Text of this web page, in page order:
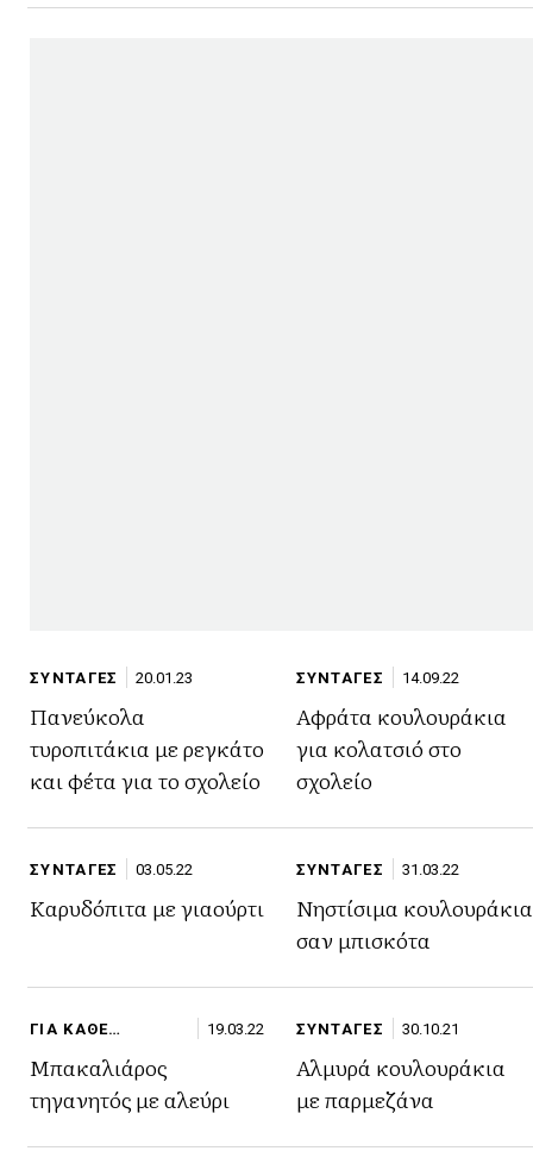
ΣΥΝΤΑΓΕΣ 20.01.23
Πανεύκολα
τυροπιτάκια με ρεγκάτο
και φέτα για το σχολείο
ΣΥΝΤΑΓΕΣ 14.09.22
Αφράτα κουλουράκια
για κολατσιό στο
σχολείο
ΣΥΝΤΑΓΕΣ 03.05.22
Καρυδόπιτα με γιαούρτι
ΣΥΝΤΑΓΕΣ 31.03.22
Νηστίσιμα κουλουράκια
σαν μπισκότα
ΓΙΑ ΚΑΘΕ
19.03.22
Μπακαλιάρος
τηγανητός με αλεύρι
ΣΥΝΤΑΓΕΣ 30.10.21
Αλμυρά κουλουράκια
με παρμεζάνα